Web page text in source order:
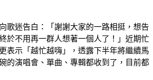
歌迷告白：「謝謝大家的一路相挺，想告
於不用再一群人想著一個人了！」近期忙
表示「越忙越嗨」，透露下半年將繼續馬
的演唱會、單曲、專輯都收到了，目前都